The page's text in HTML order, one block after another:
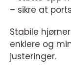
– sikre at
Stabile
enklere og
justeringer.